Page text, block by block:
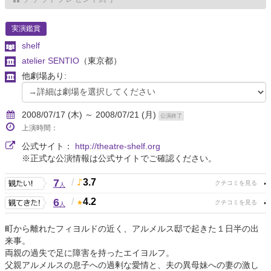
実演鑑賞
shelf
atelier SENTIO （東京都）
他劇場あり:
2008/07/17 (木) ～ 2008/07/21 (月) 公演終了
上演時間：
公式サイト： http://theatre-shelf.org
※正式な公演情報は公式サイトでご確認ください。
7人 / 3.7
6人 / 4.2
町から離れたフィヨルドの近く、アルメルス邸で起きた１日半の出
来事。
両親の過失で足に障害を持ったエイヨルフ。
父親アルメルスの息子への過剰な愛情と、夫の異母妹への妻の激し